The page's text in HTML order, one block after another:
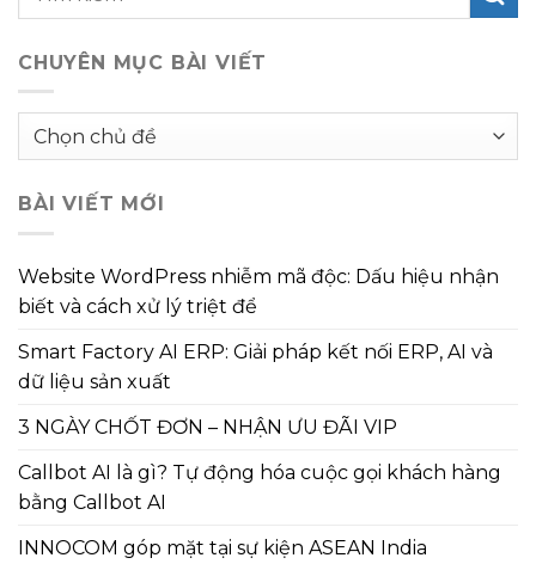
CHUYÊN MỤC BÀI VIẾT
Chuyên
viết
BÀI VIẾT MỚI
Website WordPress nhiễm mã độc: Dấu hiệu nhận
biết và cách xử lý triệt để
Smart Factory AI ERP: Giải pháp kết nối ERP, AI và
dữ liệu sản xuất
3 NGÀY CHỐT ĐƠN – NHẬN ƯU ĐÃI VIP
Callbot AI là gì? Tự động hóa cuộc gọi khách hàng
bằng Callbot AI
INNOCOM góp mặt tại sự kiện ASEAN India